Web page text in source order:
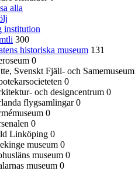
alla
institution
300
historiska museum 131
0
Svenskt Fjäll- och Samemuseum
0
och designcentrum 0
flygsamlingar 0
0
0
Linköping 0
museum 0
museum 0
museum 0